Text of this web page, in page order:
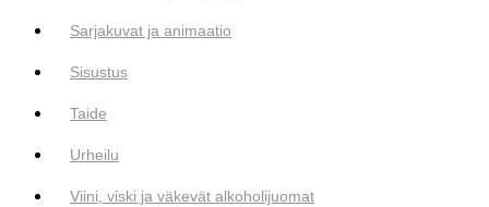
Sarjakuvat ja animaatio
Sisustus
Taide
Urheilu
Viini, viski ja väkevät alkoholijuomat